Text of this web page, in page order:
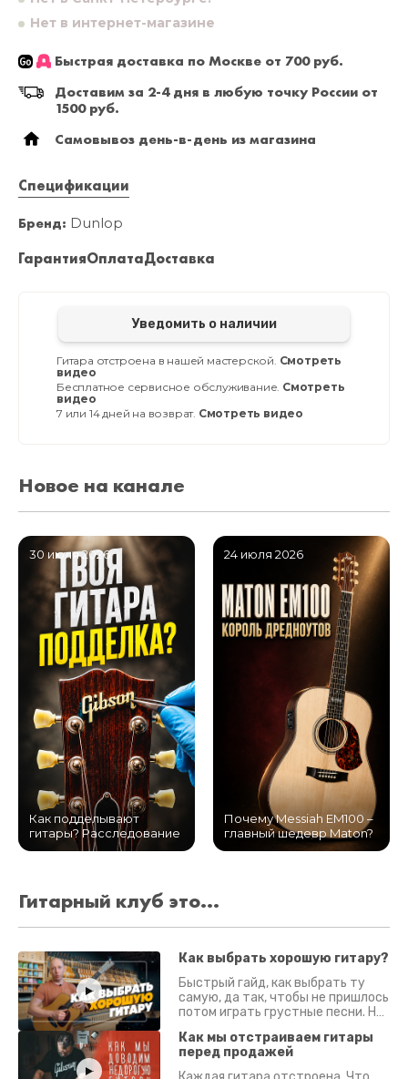
Нет в интернет-магазине
Быстрая доставка по Москве от 700 руб.
Доставим за 2-4 дня в любую точку России от
1500 руб.
Самовывоз день-в-день из магазина
Спецификации
Бренд: Dunlop
ГарантияОплатаДоставка
Уведомить о наличии
Гитара отстроена в нашей мастерской. Смотреть
видео
Бесплатное сервисное обслуживание. Смотреть
видео
7 или 14 дней на возврат. Смотреть видео
Новое на канале
30 июля 2026
Как подделывают
гитары? Расследование
24 июля 2026
Почему Messiah EM100 –
главный шедевр Maton?
Гитарный клуб это...
Как выбрать хорошую гитару?
Быстрый гайд, как выбрать ту
самую, да так, чтобы не пришлось
потом играть грустные песни. На
Как мы отстраиваем гитары
перед продажей